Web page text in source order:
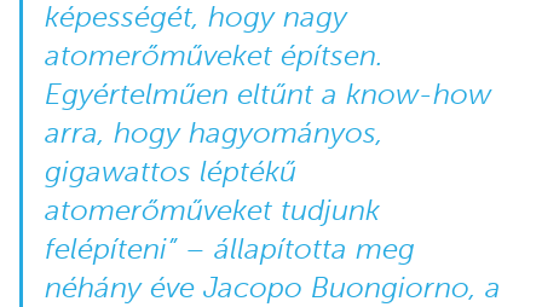
képességét, hogy nagy
atomerőműveket építsen.
Egyértelműen eltűnt a know-how
arra, hogy hagyományos,
gigawattos léptékű
atomerőműveket tudjunk
felépíteni” – állapította meg
néhány éve Jacopo Buongiorno, a